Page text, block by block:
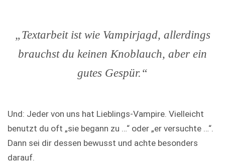
„Textarbeit ist wie Vampirjagd, allerdings
brauchst du keinen Knoblauch, aber ein
gutes Gespür.“
Und: Jeder von uns hat Lieblings-Vampire. Vielleicht
benutzt du oft „sie begann zu …“ oder „er versuchte …“.
Dann sei dir dessen bewusst und achte besonders
darauf.